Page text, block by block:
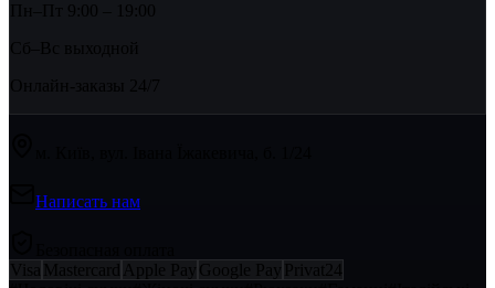
Пн–Пт 9:00 – 19:00
Написать нам
Visa Mastercard Apple Pay Google Pay Privat24